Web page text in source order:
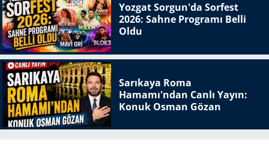
Yozgat Sorgun'da Sorfest
2026: Sahne Programı Belli
Oldu
Sarıkaya Roma
Hamamı'ndan Canlı Yayın:
Konuk Osman Gözan